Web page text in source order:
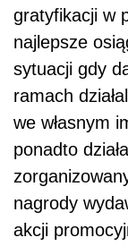
gratyfikacji w
najlepsze
sytuacji gdy
ramach
we własnym
ponadto
nagrody
akcji